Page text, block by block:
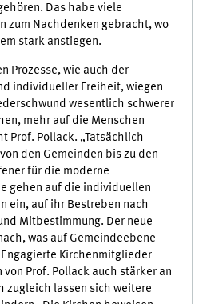
Das habe viele
zum Nachdenken gebracht, wo
stark anstiegen.
Prozesse, wie auch der
individueller Freiheit, wiegen
wesentlich schwerer
mehr auf die Menschen
Prof. Pollack. „Tatsächlich
den Gemeinden bis zu den
für die moderne
gehen auf die individuellen
ein, auf ihr Bestreben nach
Mitbestimmung. Der neue
was auf Gemeindeebene
Kirchenmitglieder
Prof. Pollack auch stärker an
zugleich lassen sich weitere